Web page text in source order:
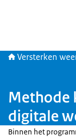
Versterken
Methode
digitale
Binnen het